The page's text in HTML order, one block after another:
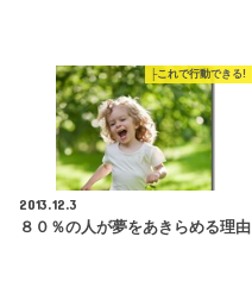
├これで行動できる!
2013.12.3
８０％の人が夢をあきらめる理由